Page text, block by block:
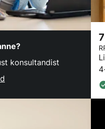
konsultandist